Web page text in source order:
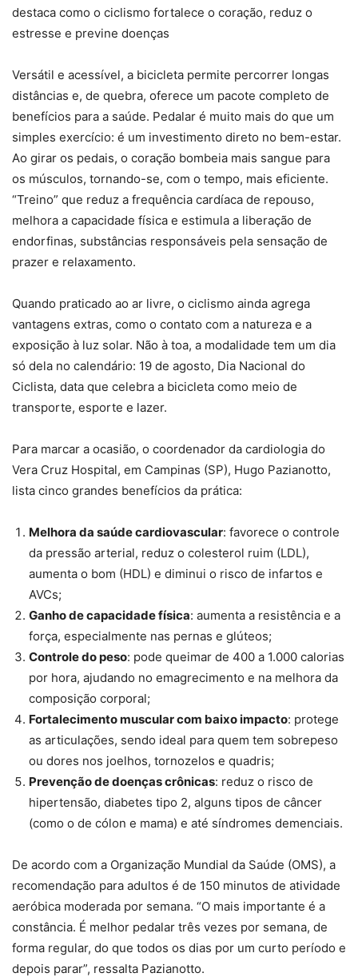
destaca como o ciclismo fortalece o coração, reduz o
estresse e previne doenças
Versátil e acessível, a bicicleta permite percorrer longas
distâncias e, de quebra, oferece um pacote completo de
benefícios para a saúde. Pedalar é muito mais do que um
simples exercício: é um investimento direto no bem-estar.
Ao girar os pedais, o coração bombeia mais sangue para
os músculos, tornando-se, com o tempo, mais eficiente.
“Treino” que reduz a frequência cardíaca de repouso,
melhora a capacidade física e estimula a liberação de
endorfinas, substâncias responsáveis pela sensação de
prazer e relaxamento.
Quando praticado ao ar livre, o ciclismo ainda agrega
vantagens extras, como o contato com a natureza e a
exposição à luz solar. Não à toa, a modalidade tem um dia
só dela no calendário: 19 de agosto, Dia Nacional do
Ciclista, data que celebra a bicicleta como meio de
transporte, esporte e lazer.
Para marcar a ocasião, o coordenador da cardiologia do
Vera Cruz Hospital, em Campinas (SP), Hugo Pazianotto,
lista cinco grandes benefícios da prática:
Melhora da saúde cardiovascular: favorece o controle
da pressão arterial, reduz o colesterol ruim (LDL),
aumenta o bom (HDL) e diminui o risco de infartos e
AVCs;
Ganho de capacidade física: aumenta a resistência e a
força, especialmente nas pernas e glúteos;
Controle do peso: pode queimar de 400 a 1.000 calorias
por hora, ajudando no emagrecimento e na melhora da
composição corporal;
Fortalecimento muscular com baixo impacto: protege
as articulações, sendo ideal para quem tem sobrepeso
ou dores nos joelhos, tornozelos e quadris;
Prevenção de doenças crônicas: reduz o risco de
hipertensão, diabetes tipo 2, alguns tipos de câncer
(como o de cólon e mama) e até síndromes demenciais.
De acordo com a Organização Mundial da Saúde (OMS), a
recomendação para adultos é de 150 minutos de atividade
aeróbica moderada por semana. “O mais importante é a
constância. É melhor pedalar três vezes por semana, de
forma regular, do que todos os dias por um curto período e
depois parar”, ressalta Pazianotto.